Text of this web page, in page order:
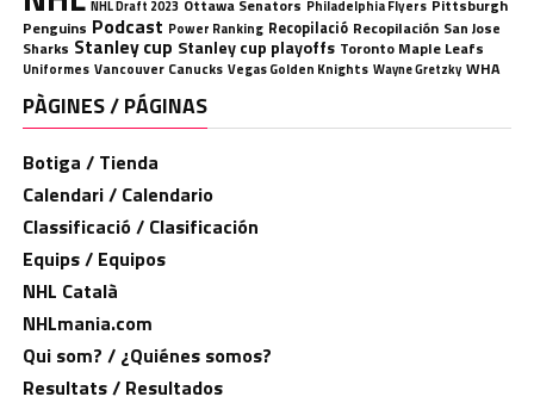
NHL Draft 2023 Ottawa Senators Philadelphia Flyers Pittsburgh
Penguins Podcast Power Ranking Recopilació Recopilación San Jose
Sharks Stanley cup Stanley cup playoffs Toronto Maple Leafs
Uniformes Vancouver Canucks Vegas Golden Knights Wayne Gretzky WHA
PÀGINES / PÁGINAS
Botiga / Tienda
Calendari / Calendario
Classificació / Clasificación
Equips / Equipos
NHL Català
NHLmania.com
Qui som? / ¿Quiénes somos?
Resultats / Resultados